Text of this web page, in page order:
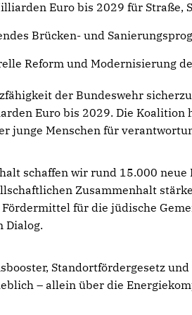
Euro bis 2029 für Straße,
Brücken- und
Reform und Modernisierung
der Bundeswehr
Euro bis 2029. Die Koalition
junge Menschen für
schaffen wir rund 15.000
Zusammenhalt
Fördermittel für die jüdische
Dialog.
Standortfördergesetz
– allein über die